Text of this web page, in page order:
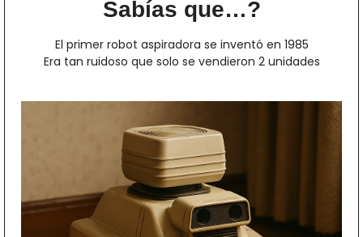
Sabías que…?
El primer robot aspiradora se inventó en 1985
Era tan ruidoso que solo se vendieron 2 unidades